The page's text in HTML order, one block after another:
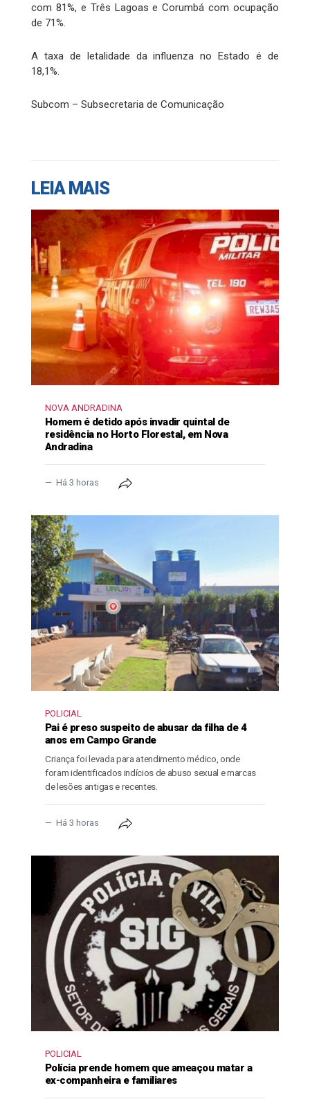
com 81%, e Três Lagoas e Corumbá com ocupação
de 71%.
A taxa de letalidade da influenza no Estado é de
18,1%.
Subcom – Subsecretaria de Comunicação
LEIA MAIS
NOVA ANDRADINA
Homem é detido após invadir quintal de
residência no Horto Florestal, em Nova
Andradina
Há 3 horas
POLICIAL
Pai é preso suspeito de abusar da filha de 4
anos em Campo Grande
Criança foi levada para atendimento médico, onde
foram identificados indícios de abuso sexual e marcas
de lesões antigas e recentes.
Há 3 horas
POLICIAL
Polícia prende homem que ameaçou matar a
ex-companheira e familiares